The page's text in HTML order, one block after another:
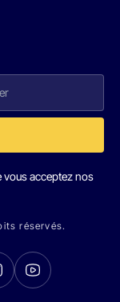
acceptez nos
réservés.